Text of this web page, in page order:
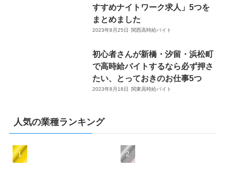
すすめナイトワーク求人」5つを
まとめました
2023年8月25日 関西高時給バイト
初心者さんが新橋・汐留・浜松町
で高時給バイトするなら必ず押さ
たい、とっておきのお仕事5つ
2023年8月18日 関東高時給バイト
人気の業種ランキング